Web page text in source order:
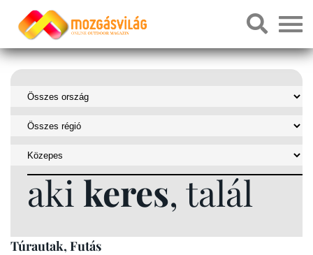
aki keres, talál
Túrautak, Futás